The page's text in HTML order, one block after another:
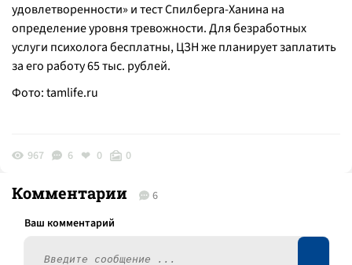
удовлетворенности» и тест Спилберга-Ханина на
определение уровня тревожности. Для безработных
услуги психолога бесплатны, ЦЗН же планирует заплатить
за его работу 65 тыс. рублей.
Фото:tamlife.ru
967 6 0 0
Комментарии 6